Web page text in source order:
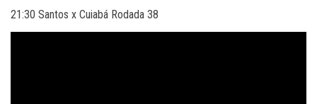
21:30 Santos x Cuiabá Rodada 38